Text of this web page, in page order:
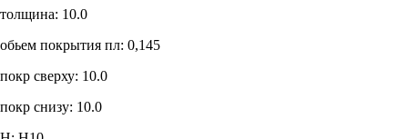
толщина: 10.0
обьем покрытия пл: 0,145
покр сверху: 10.0
покр снизу: 10.0